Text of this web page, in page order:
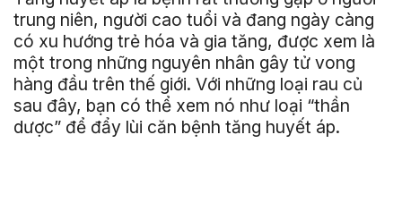
trung niên, người cao tuổi và đang ngày càng
có xu hướng trẻ hóa và gia tăng, được xem là
một trong những nguyên nhân gây tử vong
hàng đầu trên thế giới. Với những loại rau củ
sau đây, bạn có thể xem nó như loại “thần
dược” để đẩy lùi căn bệnh tăng huyết áp.